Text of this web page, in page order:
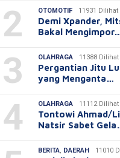
2 OTOMOTIF 11931 Dilihat
Demi Xpander,
Bakal
3 OLAHRAGA 11388 Dilihat
Pergantian Jitu
yang Menganta…
4 OLAHRAGA 11112 Dilihat
Tontowi Ahmad/
Natsir Sabet
BERITA DAERAH 11010